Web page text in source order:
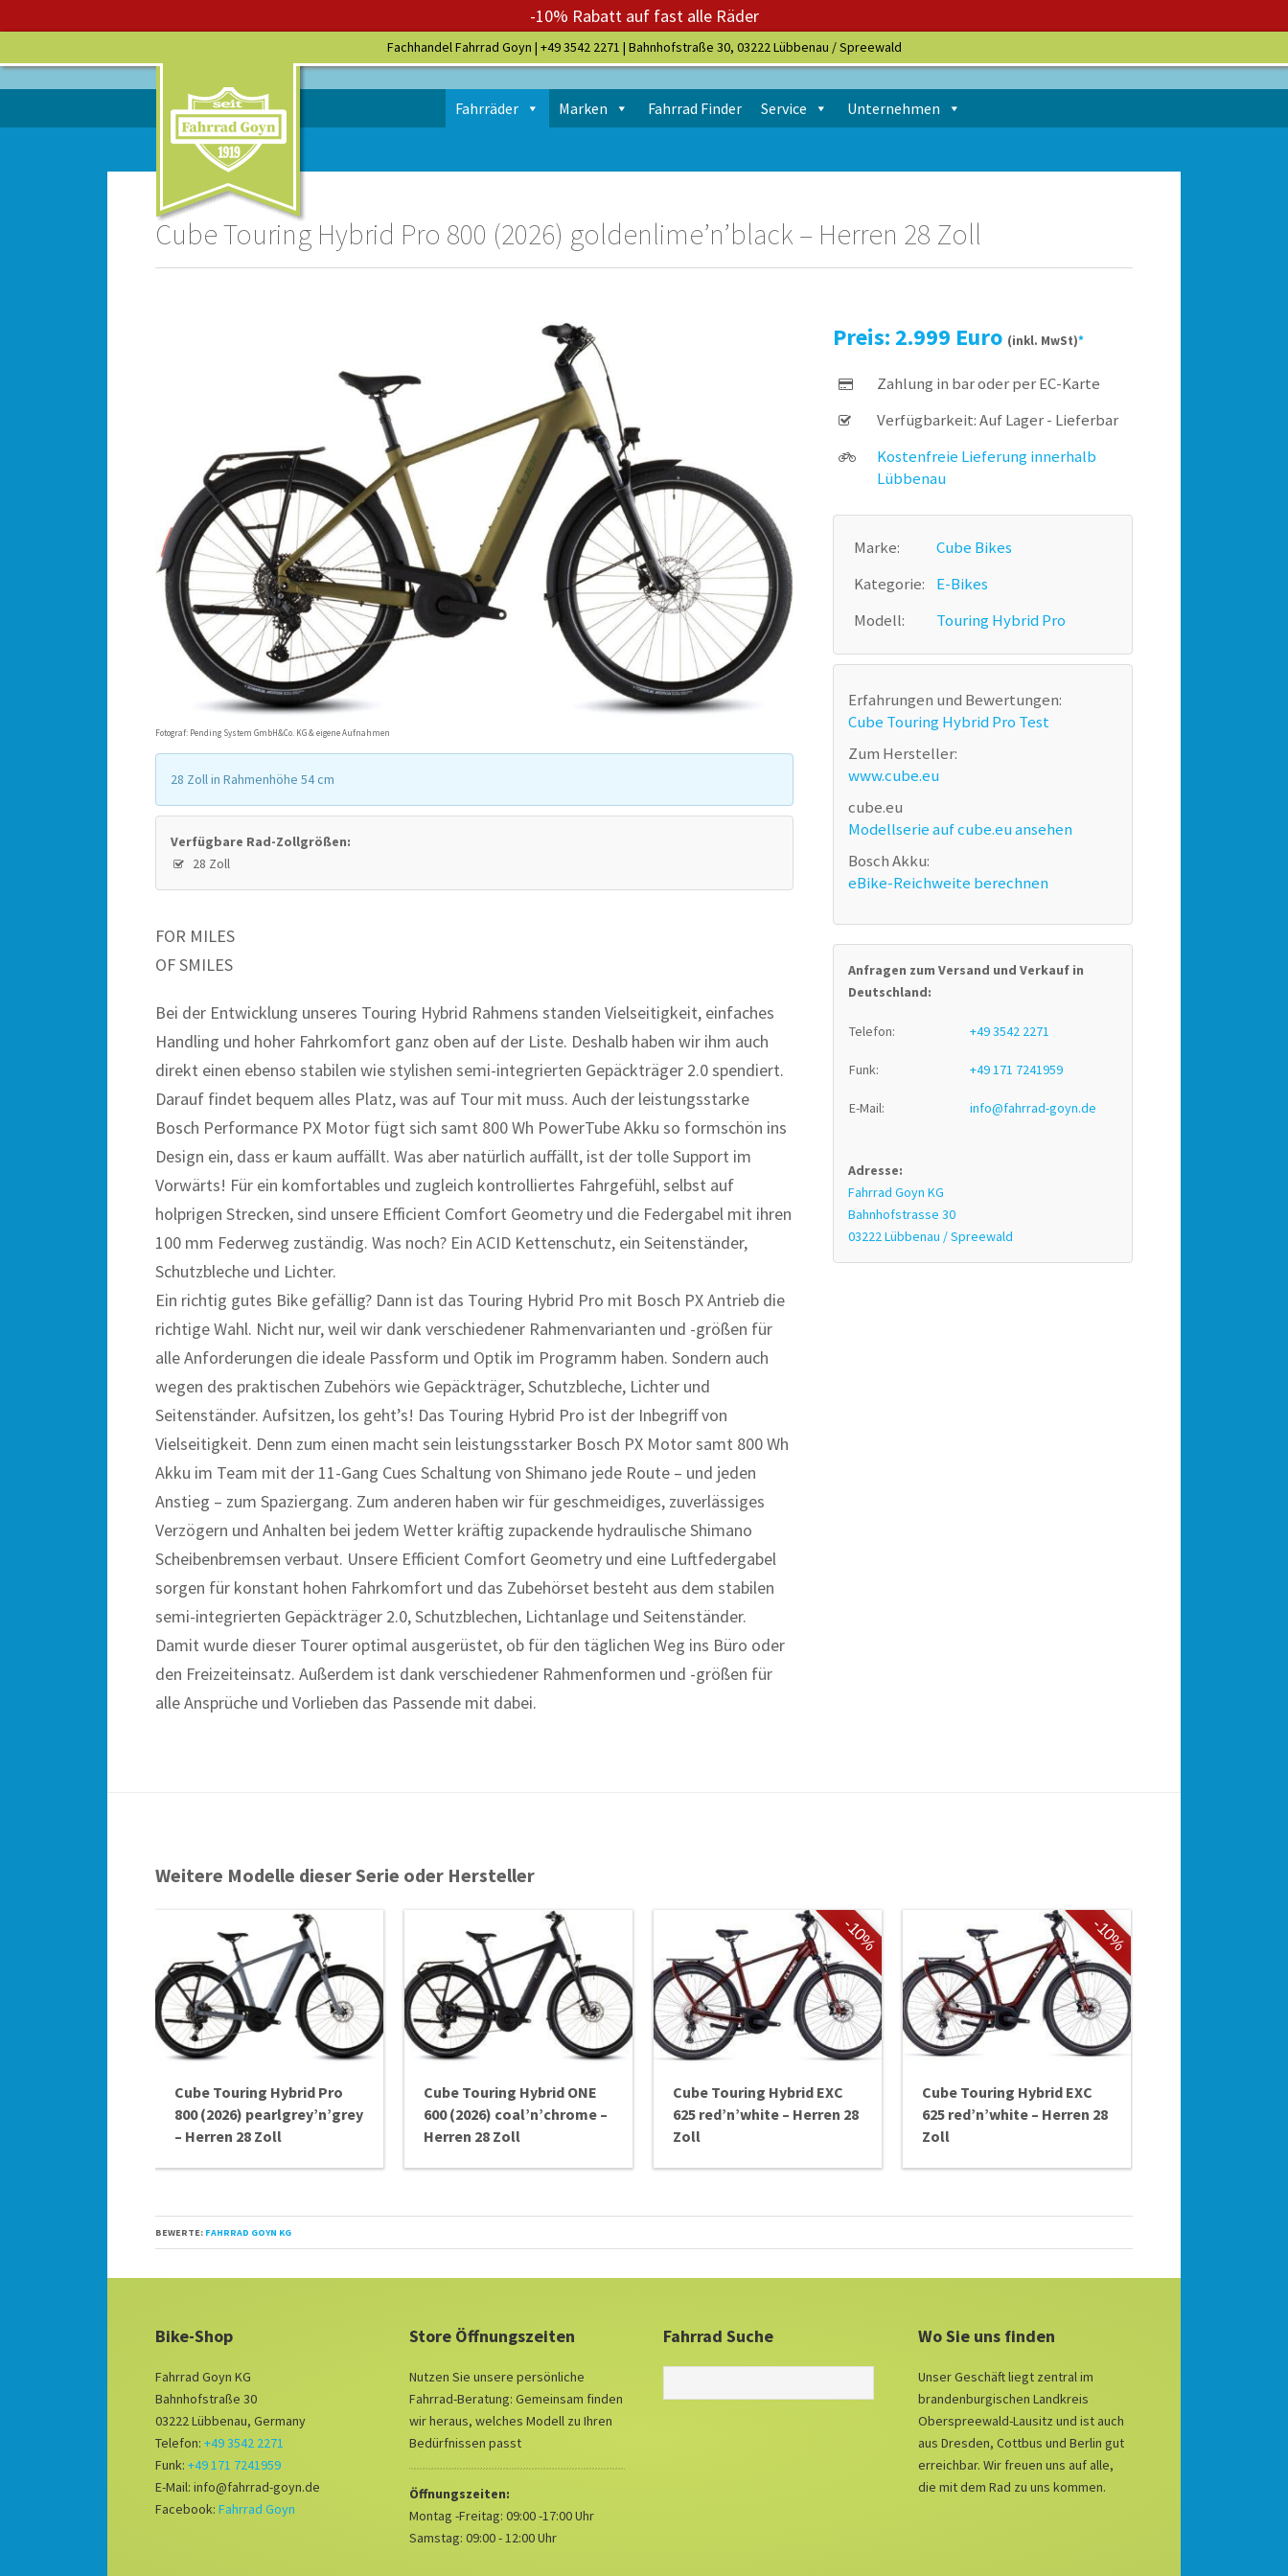
-10% Rabatt auf fast alle Räder
Fachhandel Fahrrad Goyn | +49 3542 2271 | Bahnhofstraße 30, 03222 Lübbenau / Spreewald
Fahrräder Marken Fahrrad Finder Service Unternehmen
Cube Touring Hybrid Pro 800 (2026) goldenlime’n’black – Herren 28 Zoll
Fotograf: Pending System GmbH&Co. KG & eigene Aufnahmen
28 Zoll in Rahmenhöhe 54 cm
Verfügbare Rad-Zollgrößen:
28 Zoll
FOR MILES
OF SMILES
Bei der Entwicklung unseres Touring Hybrid Rahmens standen Vielseitigkeit, einfaches
Handling und hoher Fahrkomfort ganz oben auf der Liste. Deshalb haben wir ihm auch
direkt einen ebenso stabilen wie stylishen semi-integrierten Gepäckträger 2.0 spendiert.
Darauf findet bequem alles Platz, was auf Tour mit muss. Auch der leistungsstarke
Bosch Performance PX Motor fügt sich samt 800 Wh PowerTube Akku so formschön ins
Design ein, dass er kaum auffällt. Was aber natürlich auffällt, ist der tolle Support im
Vorwärts! Für ein komfortables und zugleich kontrolliertes Fahrgefühl, selbst auf
holprigen Strecken, sind unsere Efficient Comfort Geometry und die Federgabel mit ihren
100 mm Federweg zuständig. Was noch? Ein ACID Kettenschutz, ein Seitenständer,
Schutzbleche und Lichter.
Ein richtig gutes Bike gefällig? Dann ist das Touring Hybrid Pro mit Bosch PX Antrieb die
richtige Wahl. Nicht nur, weil wir dank verschiedener Rahmenvarianten und -größen für
alle Anforderungen die ideale Passform und Optik im Programm haben. Sondern auch
wegen des praktischen Zubehörs wie Gepäckträger, Schutzbleche, Lichter und
Seitenständer. Aufsitzen, los geht’s! Das Touring Hybrid Pro ist der Inbegriff von
Vielseitigkeit. Denn zum einen macht sein leistungsstarker Bosch PX Motor samt 800 Wh
Akku im Team mit der 11-Gang Cues Schaltung von Shimano jede Route – und jeden
Anstieg – zum Spaziergang. Zum anderen haben wir für geschmeidiges, zuverlässiges
Verzögern und Anhalten bei jedem Wetter kräftig zupackende hydraulische Shimano
Scheibenbremsen verbaut. Unsere Efficient Comfort Geometry und eine Luftfedergabel
sorgen für konstant hohen Fahrkomfort und das Zubehörset besteht aus dem stabilen
semi-integrierten Gepäckträger 2.0, Schutzblechen, Lichtanlage und Seitenständer.
Damit wurde dieser Tourer optimal ausgerüstet, ob für den täglichen Weg ins Büro oder
den Freizeiteinsatz. Außerdem ist dank verschiedener Rahmenformen und -größen für
alle Ansprüche und Vorlieben das Passende mit dabei.
Preis: 2.999 Euro (inkl. MwSt)*
Zahlung in bar oder per EC-Karte
Verfügbarkeit: Auf Lager - Lieferbar
Kostenfreie Lieferung innerhalb
Lübbenau
Marke:
Cube Bikes
Kategorie:
E-Bikes
Modell:
Touring Hybrid Pro
Erfahrungen und Bewertungen:
Cube Touring Hybrid Pro Test
Zum Hersteller:
www.cube.eu
cube.eu
Modellserie auf cube.eu ansehen
Bosch Akku:
eBike-Reichweite berechnen
Anfragen zum Versand und Verkauf in
Deutschland:
Telefon: +49 3542 2271
Funk: +49 171 7241959
E-Mail: info@fahrrad-goyn.de
Adresse:
Fahrrad Goyn KG
Bahnhofstrasse 30
03222 Lübbenau / Spreewald
Weitere Modelle dieser Serie oder Hersteller
Cube Touring Hybrid Pro
800 (2026) pearlgrey’n’grey
– Herren 28 Zoll
Cube Touring Hybrid ONE
600 (2026) coal’n’chrome –
Herren 28 Zoll
-10%
Cube Touring Hybrid EXC
625 red’n’white – Herren 28
Zoll
-10%
Cube Touring Hybrid EXC
625 red’n’white – Herren 28
Zoll
BEWERTE: FAHRRAD GOYN KG
Bike-Shop
Fahrrad Goyn KG
Bahnhofstraße 30
03222 Lübbenau, Germany
Telefon: +49 3542 2271
Funk: +49 171 7241959
E-Mail: info@fahrrad-goyn.de
Facebook: Fahrrad Goyn
Store Öffnungszeiten
Nutzen Sie unsere persönliche
Fahrrad-Beratung: Gemeinsam finden
wir heraus, welches Modell zu Ihren
Bedürfnissen passt
Öffnungszeiten:
Montag -Freitag: 09:00 -17:00 Uhr
Samstag: 09:00 - 12:00 Uhr
Fahrrad Suche Wo Sie uns finden
Unser Geschäft liegt zentral im
brandenburgischen Landkreis
Oberspreewald-Lausitz und ist auch
aus Dresden, Cottbus und Berlin gut
erreichbar. Wir freuen uns auf alle,
die mit dem Rad zu uns kommen.